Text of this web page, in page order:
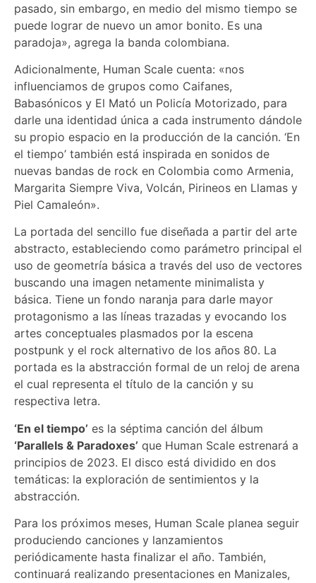
pasado, sin embargo, en medio del mismo tiempo se
puede lograr de nuevo un amor bonito. Es una
paradoja», agrega la banda colombiana.
Adicionalmente, Human Scale cuenta: «nos
influenciamos de grupos como Caifanes,
Babasónicos y El Mató un Policía Motorizado, para
darle una identidad única a cada instrumento dándole
su propio espacio en la producción de la canción. ‘En
el tiempo’ también está inspirada en sonidos de
nuevas bandas de rock en Colombia como Armenia,
Margarita Siempre Viva, Volcán, Pirineos en Llamas y
Piel Camaleón».
La portada del sencillo fue diseñada a partir del arte
abstracto, estableciendo como parámetro principal el
uso de geometría básica a través del uso de vectores
buscando una imagen netamente minimalista y
básica. Tiene un fondo naranja para darle mayor
protagonismo a las líneas trazadas y evocando los
artes conceptuales plasmados por la escena
postpunk y el rock alternativo de los años 80. La
portada es la abstracción formal de un reloj de arena
el cual representa el título de la canción y su
respectiva letra.
‘En el tiempo’ es la séptima canción del álbum
‘Parallels & Paradoxes’ que Human Scale estrenará a
principios de 2023. El disco está dividido en dos
temáticas: la exploración de sentimientos y la
abstracción.
Para los próximos meses, Human Scale planea seguir
produciendo canciones y lanzamientos
periódicamente hasta finalizar el año. También,
continuará realizando presentaciones en Manizales,